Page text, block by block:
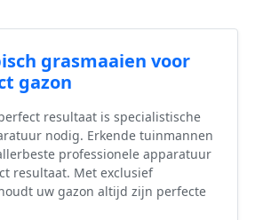
grasmaaien voor
gazon
resultaat is specialistische
nodig. Erkende tuinmannen
professionele apparatuur
resultaat. Met exclusief
uw gazon altijd zijn perfecte